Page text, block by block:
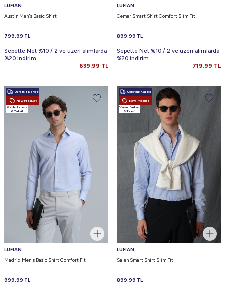
LUFIAN
Austin Men's Basic Shirt
799.99 TL
Sepette Net %10 / 2 ve üzeri alımlarda
%20 indirim
639.99 TL
LUFIAN
Cemer Smart Shirt Comfort Slim Fit
899.99 TL
Sepette Net %10 / 2 ve üzeri alımlarda
%20 indirim
719.99 TL
Ücretsiz Kargo
New Product
Vade farksız
6 Taksit
LUFIAN
Madrid Men's Basic Shirt Comfort Fit
999.99 TL
Ücretsiz Kargo
New Product
Vade farksız
6 Taksit
LUFIAN
Salen Smart Shirt Slim Fit
899.99 TL